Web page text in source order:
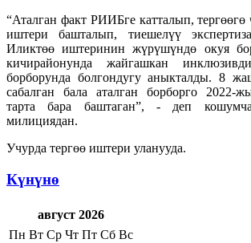
“Аталган факт РИИБге катталып,
иштери башталып, тиешелүү
Иликтөө иштеринин жүрүшүндө окуя
кичирайонунда жайгашкан
борборунда болгондугу аныкталды. 8
сабалган бала аталган борборго 2022-
тарта бара баштаган”, - деп
милициядан.
Учурда тергөө иштери уланууда.
Күнүнө
август 2026
Пн Вт Ср Чт Пт Сб Вс